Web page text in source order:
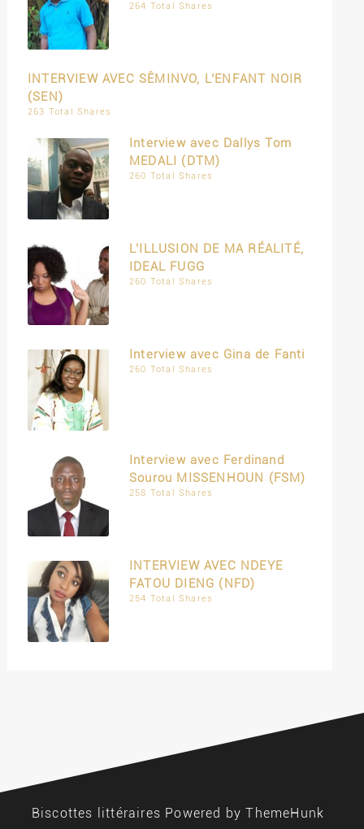
264 Total Shares
INTERVIEW AVEC SÊMINVO, L’ENFANT NOIR
(SEN)
263 Total Shares
Interview avec Dallys Tom
MEDALI (DTM)
260 Total Shares
L’ILLUSION DE MA RÉALITÉ,
IDEAL FUGG
260 Total Shares
Interview avec Gina de Fanti
260 Total Shares
Interview avec Ferdinand
Sourou MISSENHOUN (FSM)
258 Total Shares
INTERVIEW AVEC NDEYE
FATOU DIENG (NFD)
254 Total Shares
Biscottes littéraires Powered by ThemeHunk